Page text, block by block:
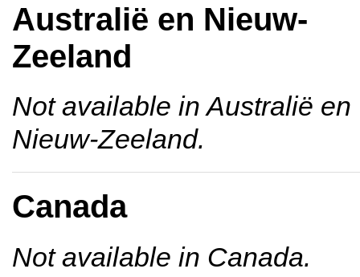
Australië en Nieuw-
Zeeland
Not available in Australië en
Nieuw-Zeeland.
Canada
Not available in Canada.